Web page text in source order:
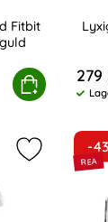
Fitbit
Köp Charge
279
Markera
-